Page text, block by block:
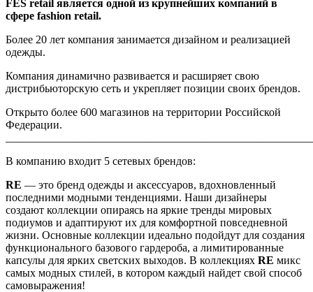
FES retail является одной из крупнейших компаний в
сфере fashion retail.
Более 20 лет компания занимается дизайном и реализацией
одежды.
Компания динамично развивается и расширяет свою
дистрибьюторскую сеть и укрепляет позиции своих брендов.
Открыто более 600 магазинов на территории Российской
Федерации.
В компанию входит 5 сетевых брендов:
RE — это бренд одежды и аксессуаров, вдохновленный
последними модными тенденциями. Наши дизайнеры
создают коллекции опираясь на яркие тренды мировых
подиумов и адаптируют их для комфортной повседневной
жизни. Основные коллекции идеально подойдут для создания
функционального базового гардероба, а лимитированные
капсулы для ярких светских выходов. В коллекциях RE микс
самых модных стилей, в котором каждый найдет свой способ
самовыражения!